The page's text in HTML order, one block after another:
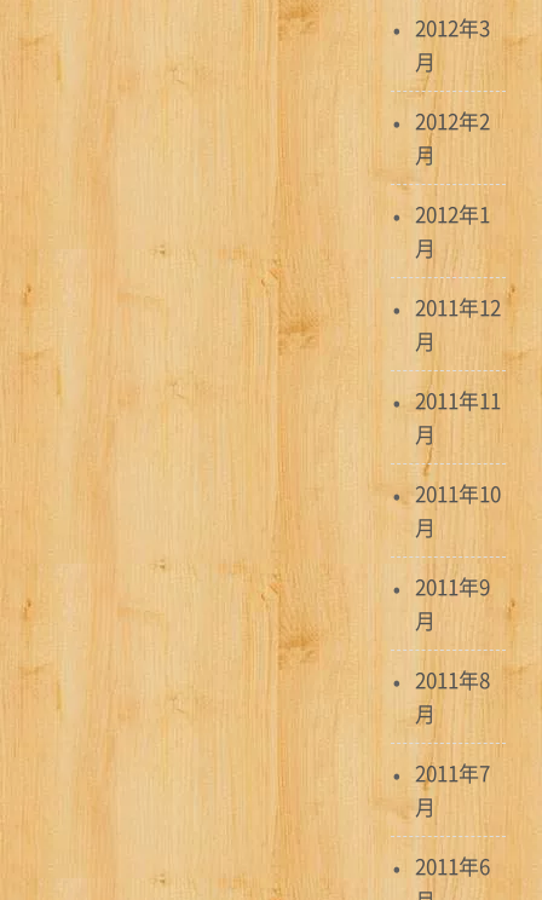
2012年3
月
2012年2
月
2012年1
月
2011年12
月
2011年11
月
2011年10
月
2011年9
月
2011年8
月
2011年7
月
2011年6